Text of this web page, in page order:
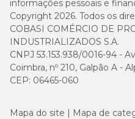
informações pessoais e
Copyright 2026. Todos os
COBASI COMÉRCIO DE
INDUSTRIALIZADOS S.A.
CNPJ 53.153.938/0016-94 -
Coimbra, nº 210, Galpão A -
CEP: 06465-060
Mapa do site Mapa de